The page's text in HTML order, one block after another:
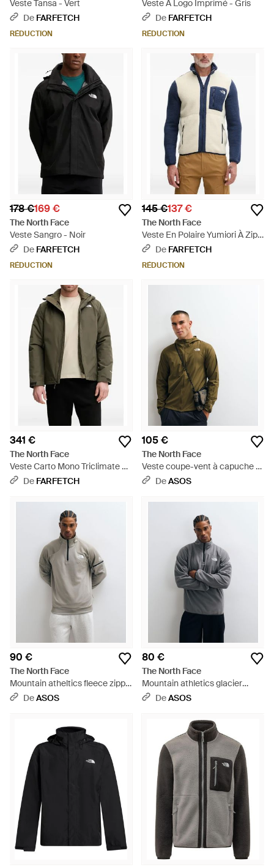
Veste Tansa - Vert
De FARFETCH
RÉDUCTION
Veste À Logo Imprimé - Gris
De FARFETCH
RÉDUCTION
178 €169 €
The North Face
Veste Sangro - Noir
De FARFETCH
RÉDUCTION
145 €137 €
The North Face
Veste En Polaire Yumiori À Zip -
BleuDe FARFETCH
RÉDUCTION
341 €
The North Face
Veste Carto Mono Triclimate 3-
En-1 À Capuche - Vert
De FARFETCH
105 €
The North Face
Veste coupe-vent à capuche -
VertDeASOS
90 €
The North Face
Mountain atheltics fleece zippé
1/4 gris
DeASOS
80 €
The North Face
Mountain athletics glacier
polaire zippée 1/4 e - Gris
DeASOS